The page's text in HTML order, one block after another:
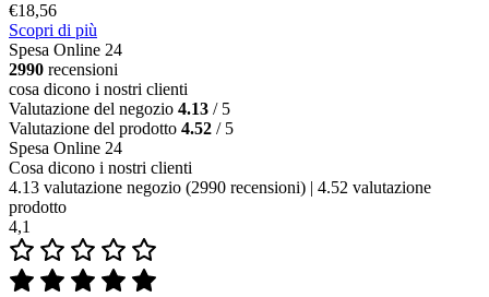
€18,56
Scopri di più
Spesa Online 24
2990 recensioni
cosa dicono i nostri clienti
Valutazione del negozio 4.13 / 5
Valutazione del prodotto 4.52 / 5
Spesa Online 24
Cosa dicono i nostri clienti
4.13 valutazione negozio (2990 recensioni) | 4.52 valutazione
prodotto
4,1